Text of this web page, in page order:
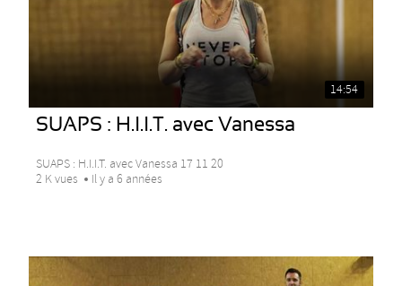
14:54
SUAPS : H.I.I.T. avec Vanessa
SUAPS : H.I.I.T. avec Vanessa 17 11 20
2 K vues
Il y a 6 années